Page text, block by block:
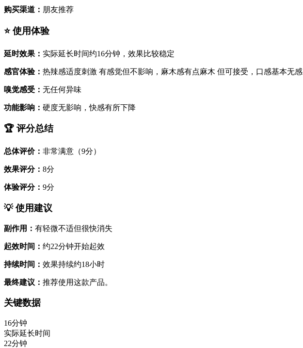
购买渠道： 朋友推荐
⭐ 使用体验
延时效果： 实际延长时间约16分钟，效果比较稳定
感官体验： 热辣感适度刺激 有感觉但不影响，麻木感有点麻木 但可接受，口感基本无感
嗅觉感受： 无任何异味
功能影响： 硬度无影响，快感有所下降
🏆 评分总结
总体评价： 非常满意（9分）
效果评分： 8分
体验评分： 9分
💡 使用建议
副作用： 有轻微不适但很快消失
起效时间： 约22分钟开始起效
持续时间： 效果持续约18小时
最终建议： 推荐使用这款产品。
关键数据
16分钟
实际延长时间
22分钟